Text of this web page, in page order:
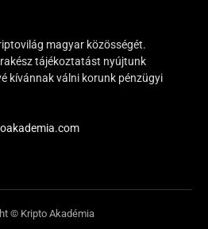
magyar közösségét.
tájékoztatást nyújtunk
kívánnak válni korunk pénzügyi
© Kripto Akadémia